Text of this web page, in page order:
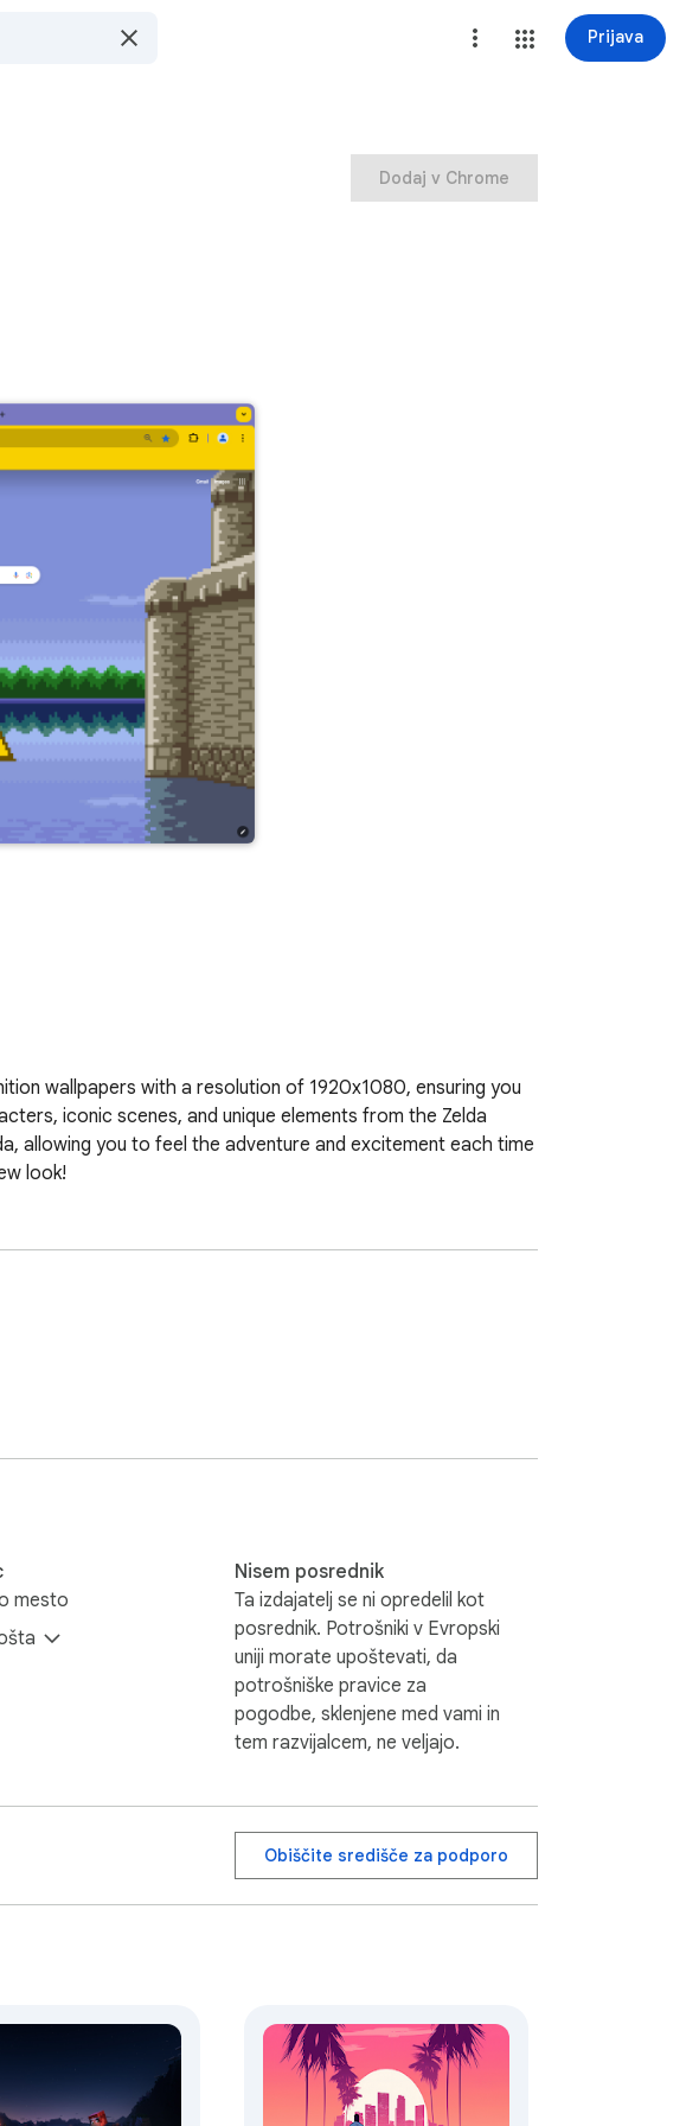
Prijava
Dodaj v Chrome
wallpapers with a resolution of 1920x1080, ensuring you
iconic scenes, and unique elements from the Zelda
allowing you to feel the adventure and excitement each time
look!
mesto
Nisem posrednik
Ta izdajatelj se ni opredelil kot
posrednik. Potrošniki v Evropski
uniji morate upoštevati, da
potrošniške pravice za
pogodbe, sklenjene med vami in
tem razvijalcem, ne veljajo.
Obiščite središče za podporo